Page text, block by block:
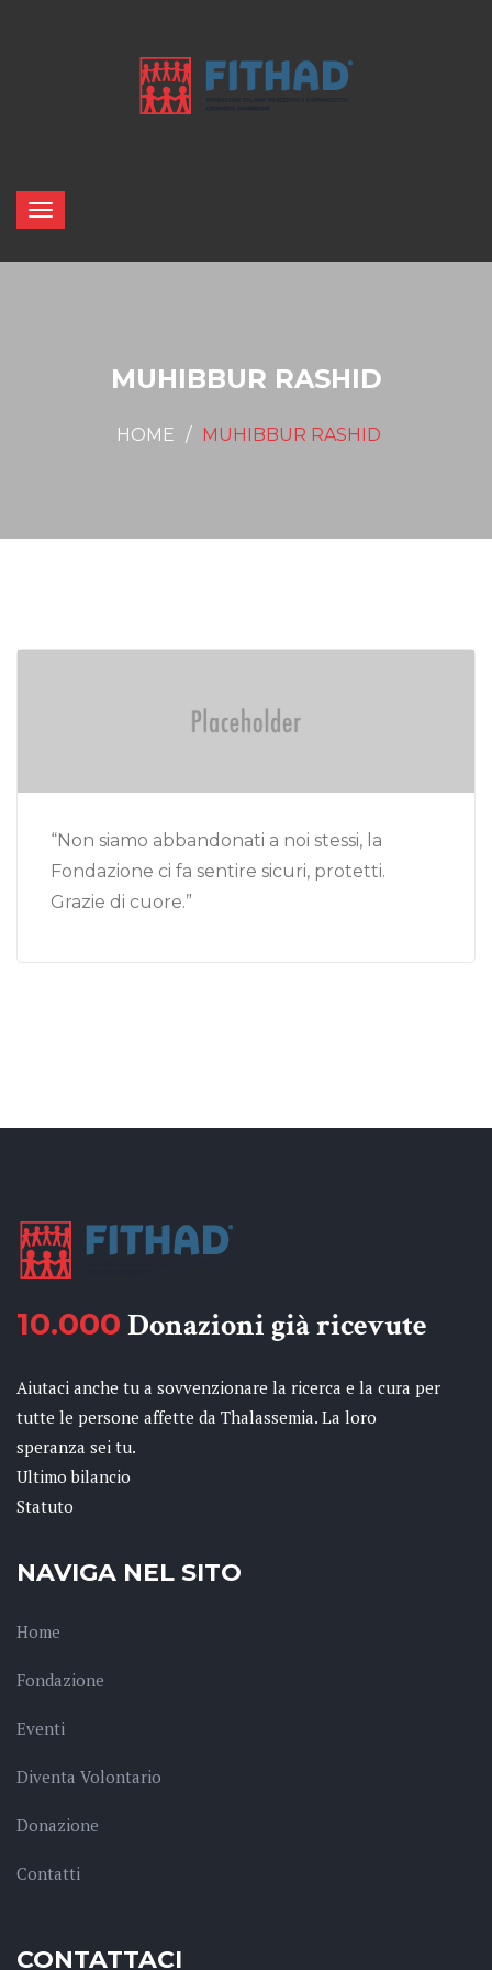
MUHIBBUR RASHID
HOME MUHIBBUR RASHID
“Non siamo abbandonati a noi stessi, la
Fondazione ci fa sentire sicuri, protetti.
Grazie di cuore.”
10.000 Donazioni già ricevute
Aiutaci anche tu a sovvenzionare la ricerca e la cura per
tutte le persone affette da Thalassemia. La loro
speranza sei tu.
Ultimo bilancio
Statuto
NAVIGA NEL SITO
Home
Fondazione
Eventi
Diventa Volontario
Donazione
Contatti
CONTATTACI